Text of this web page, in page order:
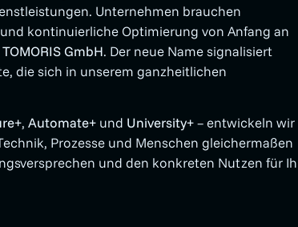
Unternehmen brauchen
kontinuierliche Optimierung von Anfang an
TOMORIS GmbH. Der neue Name signalisiert
die sich in unserem ganzheitlichen
,Automate+ und University+– entwickeln wir
Prozesse und Menschen gleichermaßen
und den konkreten Nutzen für